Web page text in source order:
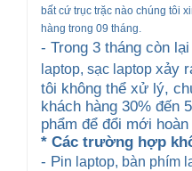
bất cứ trục trặc nào chúng tôi
hàng trong 09 tháng.
- Trong 3 tháng còn
laptop, sạc laptop xảy
tôi không thể xử lý,
khách hàng 30% đến
phẩm để đổi mới
* Các trường hợp
- Pin laptop, bàn phím